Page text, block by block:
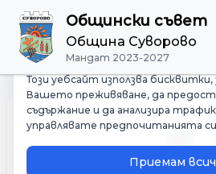
Общински съвет
Община Суворово
Мандат 2023-2027
Управление на
Ние зачитаме Вашата
Този уебсайт използва бисквитки,
Вашето преживяване, да
съдържание и да анализира
управлявате предпочитанията
Приемам